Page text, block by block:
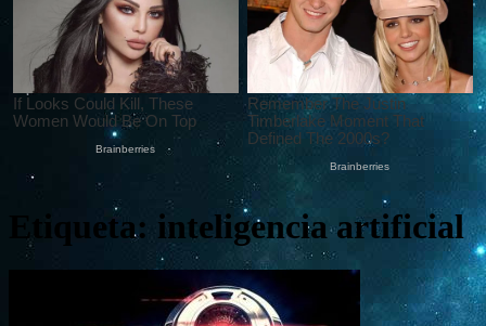
Etiqueta: inteligencia artificial